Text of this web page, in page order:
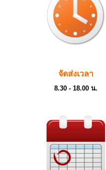
จัดส่งเวลา
8.30 - 18.00 น.